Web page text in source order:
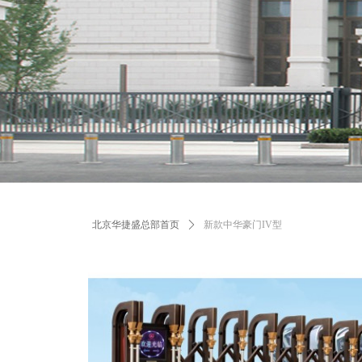
北京华捷盛总部首页 ꄲ 新款中华豪门IV型